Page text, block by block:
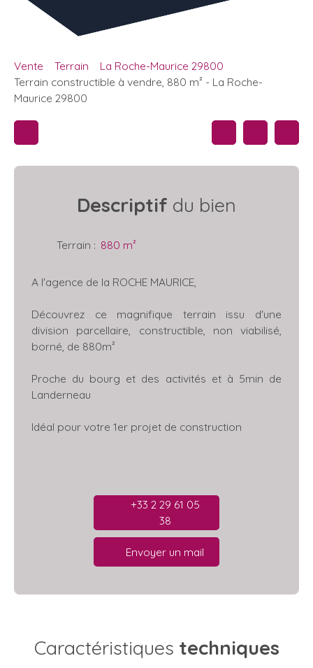
Vente Terrain
La Roche-Maurice 29800
Terrain constructible à vendre, 880 m² - La Roche-
Maurice 29800
Descriptif du bien
Terrain : 880 m²
A l'agence de la ROCHE MAURICE,
Découvrez ce magnifique terrain issu d'une
division parcellaire, constructible, non viabilisé,
borné, de 880m²
Proche du bourg et des activités et à 5min de
Landerneau
Idéal pour votre 1er projet de construction
+33 2 29 61 05
38
Envoyer un mail
Caractéristiques techniques